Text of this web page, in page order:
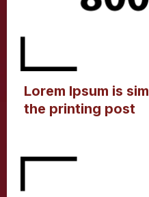
Lorem Ipsum is
the printing post